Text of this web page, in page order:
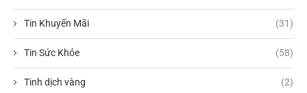
Tin Khuyến Mãi (31)
Tin Sức Khỏe (58)
Tinh dịch vàng (2)